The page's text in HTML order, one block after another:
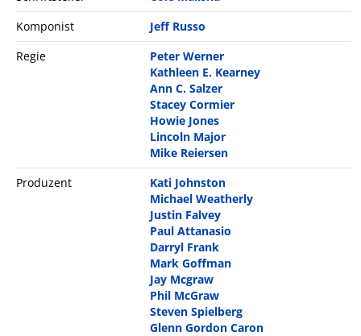
Komponist
Jeff Russo
Regie
Peter Werner
Kathleen E. Kearney
Ann C. Salzer
Stacey Cormier
Howie Jones
Lincoln Major
Mike Reiersen
Produzent
Kati Johnston
Michael Weatherly
Justin Falvey
Paul Attanasio
Darryl Frank
Mark Goffman
Jay Mcgraw
Phil McGraw
Steven Spielberg
Glenn Gordon Caron